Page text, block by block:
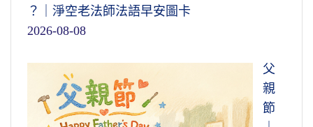
？｜淨空老法師法語早安圖卡
2026-08-08
父
親
節